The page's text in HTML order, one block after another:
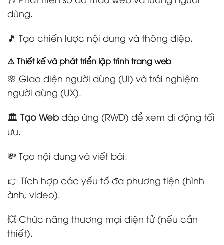
dùng.
🎵 Tạo chiến lược nội dung và thông điệp.
⚠️ Thiết kế và phát triển lập trình trang web
🌸 Giao diện người dùng (UI) và trải nghiệm
người dùng (UX).
🏛️ Tạo Webđáp ứng (RWD) để xem di động tối
ưu.
💸 Tạo nội dung và viết bài.
👉 Tích hợp các yếu tố đa phương tiện (hình
ảnh, video).
💥 Chức năng thương mại điện tử (nếu cần
thiết).